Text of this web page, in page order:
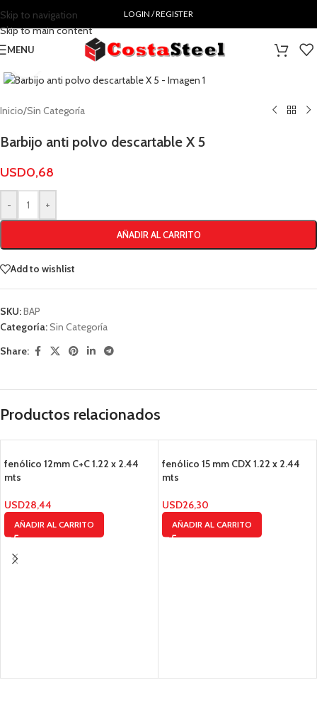
Skip to navigation
Skip to main content
LOGIN / REGISTER
MENU
Click to enlarge
Inicio/Sin Categoría
Barbijo anti polvo descartable X 5
USD0,68
- +
AÑADIR AL CARRITO
Add to wishlist
SKU:BAP
Categoría:Sin Categoría
Share:
Productos relacionados
fenólico 12mm C+C 1.22 x 2.44
mts
USD28,44
AÑADIR AL CARRITO
fenólico 15 mm CDX 1.22 x 2.44
mts
USD26,30
AÑADIR AL CARRITO